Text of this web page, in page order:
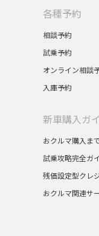
各種予約
相談予約
試乗予約
オンライン相談
入庫予約
新車購入ガ
おクルマ購入ま
試乗攻略完全ガ
残価設定型クレ
おクルマ関連サ